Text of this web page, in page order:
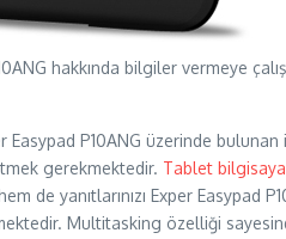
hakkında bilgiler vermeye
P10ANG üzerinde
gerekmektedir. Tablet
de yanıtlarınızı Exper Easypad
Multitasking özelliği